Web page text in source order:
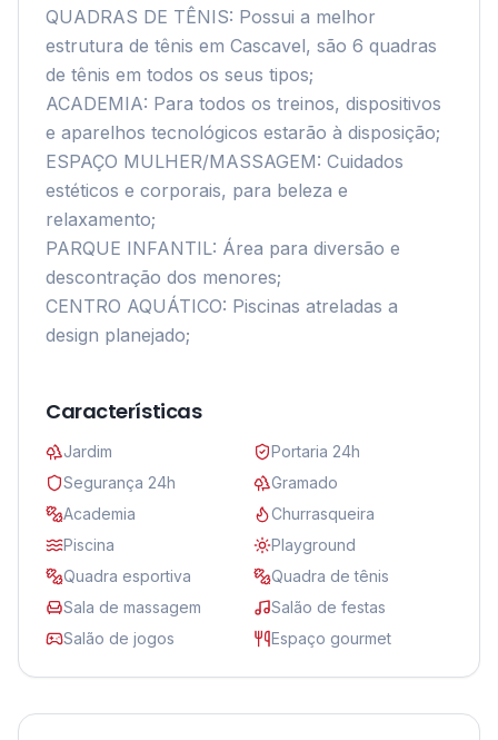
QUADRAS DE TÊNIS: Possui a melhor
estrutura de tênis em Cascavel, são 6 quadras
de tênis em todos os seus tipos;
ACADEMIA: Para todos os treinos, dispositivos
e aparelhos tecnológicos estarão à disposição;
ESPAÇO MULHER/MASSAGEM: Cuidados
estéticos e corporais, para beleza e
relaxamento;
PARQUE INFANTIL: Área para diversão e
descontração dos menores;
CENTRO AQUÁTICO: Piscinas atreladas a
design planejado;
Características
Jardim
Portaria 24h
Segurança 24h
Gramado
Academia
Churrasqueira
Piscina
Playground
Quadra esportiva
Quadra de tênis
Sala de massagem
Salão de festas
Salão de jogos
Espaço gourmet